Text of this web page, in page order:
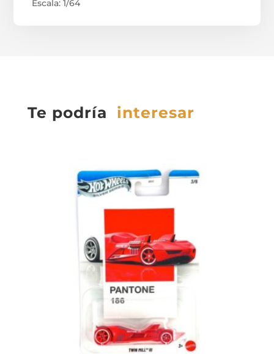
Escala: 1/64
Te podría interesar